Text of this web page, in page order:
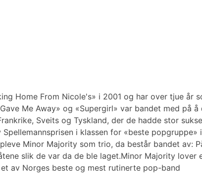
Home From Nicole's» i 2001 og har over tjue år
Me Away» og «Supergirl» var bandet med
Sveits og Tyskland, der de hadde stor
i klassen for «beste
Minor Majority som trio, da består bandet av:
slik de var da de ble laget.Minor Majority
av Norges beste og mest rutinerte pop-band